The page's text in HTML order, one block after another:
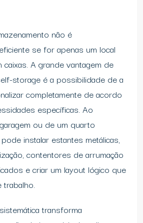
não é
se for apenas um local
caixas. A grande vantagem de
storage é a possibilidade de a
completamente de acordo
específicas. Ao
ou de um quarto
instalar estantes metálicas,
contentores de arrumação
e criar um layout lógico que
transforma